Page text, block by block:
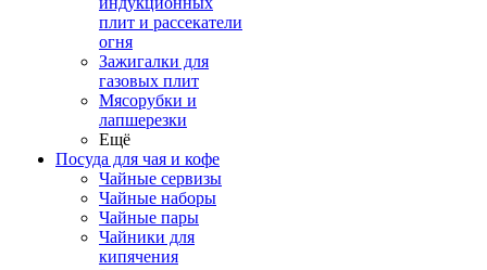
плит и рассекатели
огня
Зажигалки для
газовых плит
Мясорубки и
лапшерезки
Ещё
Посуда для чая и кофе
Чайные сервизы
Чайные наборы
Чайные пары
Чайники для
кипячения